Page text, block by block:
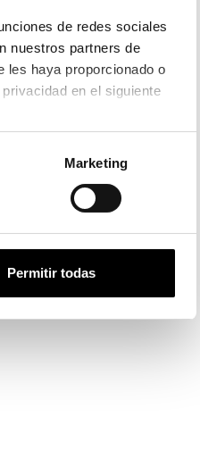
de redes sociales
nuestros partners de
les haya proporcionado o
Marketing
Permitir todas
SIGNATURE SERIES HSTN